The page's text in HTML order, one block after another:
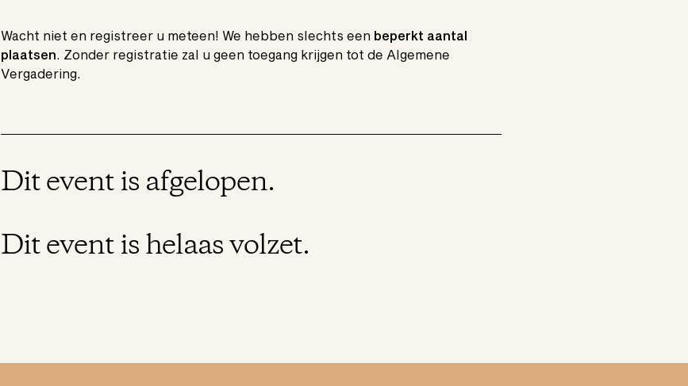
Wacht niet en registreer u meteen! We hebben slechts een beperkt aantal
plaatsen. Zonder registratie zal u geen toegang krijgen tot de Algemene
Vergadering.
Dit event is afgelopen.
Dit event is helaas volzet.